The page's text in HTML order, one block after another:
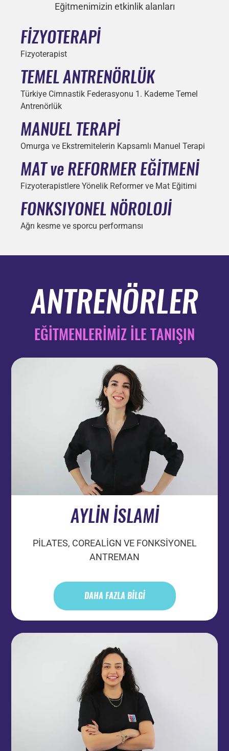
Eğitmenimizin etkinlik alanları
FİZYOTERAPİ
Fizyoterapist
TEMEL ANTRENÖRLÜK
Türkiye Cimnastik Federasyonu 1. Kademe Temel
Antrenörlük
MANUEL TERAPİ
Omurga ve Ekstremitelerin Kapsamlı Manuel Terapi
MAT ve REFORMER EĞİTMENİ
Fizyoterapistlere Yönelik Reformer ve Mat Eğitimi
FONKSIYONEL NÖROLOJİ
Ağrı kesme ve sporcu performansı
ANTRENÖRLER
EĞİTMENLERİMİZ İLE TANIŞIN
AYLİN İSLAMİ
PİLATES, COREALİGN VE FONKSİYONEL
ANTREMAN
DAHA FAZLA BİLGİ